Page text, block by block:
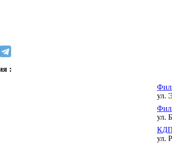
:
ул.
ул.
КДП
ул.